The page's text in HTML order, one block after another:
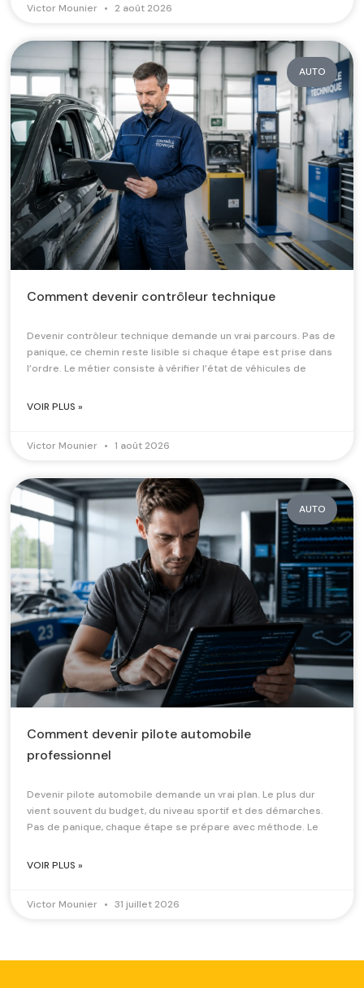
Victor Mounier 2 août 2026
AUTO
Comment devenir contrôleur technique
Devenir contrôleur technique demande un vrai parcours. Pas de
panique, ce chemin reste lisible si chaque étape est prise dans
l’ordre. Le métier consiste à vérifier l’état de véhicules de
VOIR PLUS »
Victor Mounier 1 août 2026
AUTO
Comment devenir pilote automobile
professionnel
Devenir pilote automobile demande un vrai plan. Le plus dur
vient souvent du budget, du niveau sportif et des démarches.
Pas de panique, chaque étape se prépare avec méthode. Le
VOIR PLUS »
Victor Mounier 31 juillet 2026